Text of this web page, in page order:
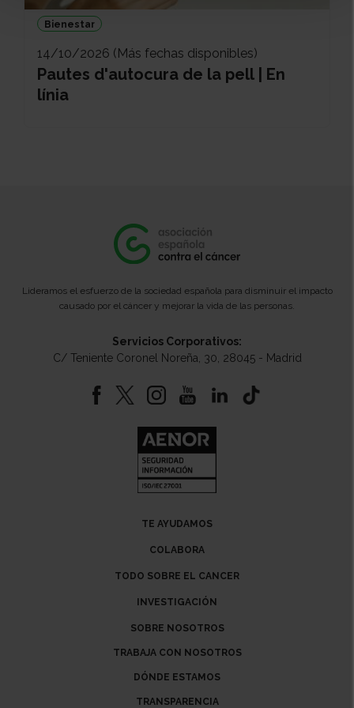
Bienestar
14/10/2026 (Más fechas disponibles)
Pautes d'autocura de la pell | En
línia
Lideramos el esfuerzo de la sociedad española para disminuir el impacto
causado por el cáncer y mejorar la vida de las personas.
Servicios Corporativos:
C/ Teniente Coronel Noreña, 30, 28045 - Madrid
TE AYUDAMOS
COLABORA
TODO SOBRE EL CANCER
INVESTIGACIÓN
SOBRE NOSOTROS
TRABAJA CON NOSOTROS
DÓNDE ESTAMOS
TRANSPARENCIA